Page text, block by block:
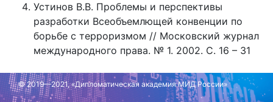
Устинов В.В. Проблемы и перспективы
разработки Всеобъемлющей конвенции по
борьбе с терроризмом // Московский журнал
международного права. № 1. 2002. С. 16 – 31
Обновлено: 23 июня 2023 г.
© 2019—2021, «Дипломатическая академия МИД России»